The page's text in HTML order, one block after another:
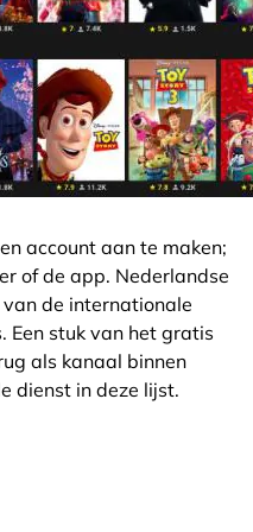
account aan te maken;
of de app. Nederlandse
de internationale
Een stuk van het gratis
als kanaal binnen
dienst in deze lijst.